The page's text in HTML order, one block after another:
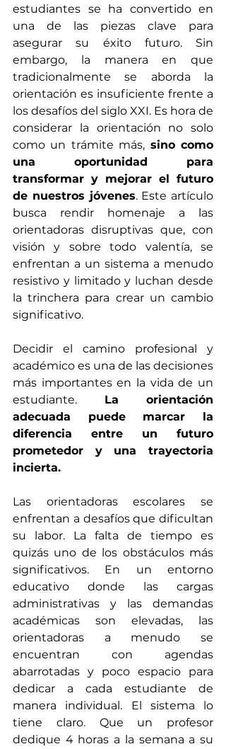
estudiantes se ha convertido en
una de las piezas clave para
asegurar su éxito futuro. Sin
embargo, la manera en que
tradicionalmente se aborda la
orientación es insuficiente frente a
los desafíos del siglo XXI. Es hora de
considerar la orientación no solo
como un trámite más, sino como
una oportunidad para
transformar y mejorar el futuro
de nuestros jóvenes. Este artículo
busca rendir homenaje a las
orientadoras disruptivas que, con
visión y sobre todo valentía, se
enfrentan a un sistema a menudo
resistivo y limitado y luchan desde
la trinchera para crear un cambio
significativo.
Decidir el camino profesional y
académico es una de las decisiones
más importantes en la vida de un
estudiante. La orientación
adecuada puede marcar la
diferencia entre un futuro
prometedor y una trayectoria
incierta.
Las orientadoras escolares se
enfrentan a desafíos que dificultan
su labor. La falta de tiempo es
quizás uno de los obstáculos más
significativos. En un entorno
educativo donde las cargas
administrativas y las demandas
académicas son elevadas, las
orientadoras a menudo se
encuentran con agendas
abarrotadas y poco espacio para
dedicar a cada estudiante de
manera individual. El sistema lo
tiene claro. Que un profesor
dedique 4 horas a la semana a su